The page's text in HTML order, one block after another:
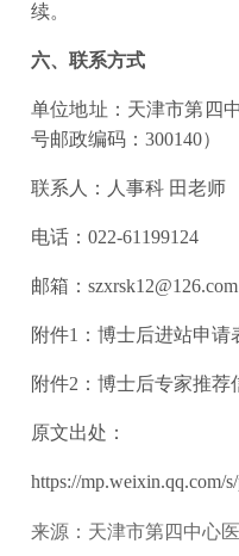
续。
六、联系方式
单位地址：天津市第四
号邮政编码：300140）
联系人：人事科 田老师
电话：022-61199124
邮箱：szxrsk12@126.com
附件1：博士后进站申请
附件2：博士后专家推荐
原文出处：
https://mp.weixin.qq.com/
来源：天津市第四中心